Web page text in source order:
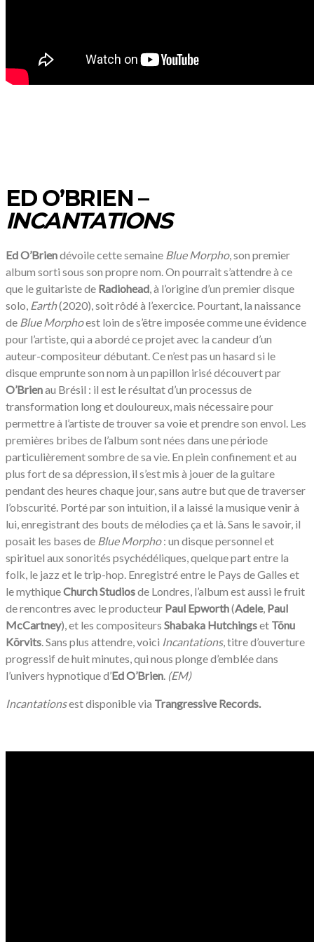
ED O’BRIEN –
INCANTATIONS
Ed O’Briendévoile cette semaine Blue Morpho, son premier
album sorti sous son propre nom. On pourrait s’attendre à ce
que le guitariste de Radiohead, à l’origine d’un premier disque
solo, Earth(2020), soit rôdé à l’exercice. Pourtant, la naissance
de Blue Morphoest loin de s’être imposée comme une évidence
pour l’artiste, qui a abordé ce projet avec la candeur d’un
auteur-compositeur débutant. Ce n’est pas un hasard si le
disque emprunte son nom à un papillon irisé découvert par
O’Brienau Brésil : il est le résultat d’un processus de
transformation long et douloureux, mais nécessaire pour
permettre à l’artiste de trouver sa voie et prendre son envol. Les
premières bribes de l’album sont nées dans une période
particulièrement sombre de sa vie. En plein confinement et au
plus fort de sa dépression, il s’est mis à jouer de la guitare
pendant des heures chaque jour, sans autre but que de traverser
l’obscurité. Porté par son intuition, il a laissé la musique venir à
lui, enregistrant des bouts de mélodies ça et là. Sans le savoir, il
posait les bases de Blue Morpho: un disque personnel et
spirituel aux sonorités psychédéliques, quelque part entre la
folk, le jazz et le trip-hop. Enregistré entre le Pays de Galles et
le mythiqueChurch Studiosde Londres, l’album est aussi le fruit
de rencontres avec le producteur Paul Epworth(Adele, Paul
McCartney), et les compositeurs Shabaka Hutchingset Tõnu
Kõrvits. Sans plus attendre, voici Incantations, titre d’ouverture
progressif de huit minutes, qui nous plonge d’emblée dans
l’univers hypnotique d’Ed O’Brien. (EM)
Incantationsest disponible via Trangressive Records.